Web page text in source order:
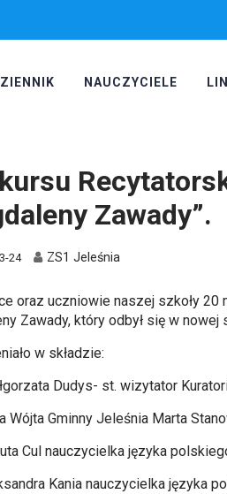
NAUCZYCIELE
Zawady”.
24 ZS1 Jeleśnia
oraz uczniowie naszej szkoły 20
Zawady, który odbył się w
w składzie:
Dudys- st. wizytator
Wójta Gminny Jeleśnia Marta
Cul nauczycielka języka
Kania nauczycielka języka